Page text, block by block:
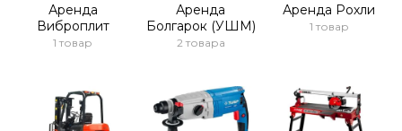
Аренда
Виброплит
1 товар
Аренда
Болгарок (УШМ)
2 товара
Аренда Рохли
1 товар